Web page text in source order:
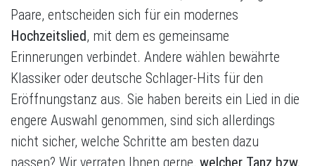
Paare, entscheiden sich für ein modernes
Hochzeitslied, mit dem es gemeinsame
Erinnerungen verbindet. Andere wählen bewährte
Klassiker oder deutsche Schlager-Hits für den
Eröffnungstanz aus. Sie haben bereits ein Lied in die
engere Auswahl genommen, sind sich allerdings
nicht sicher, welche Schritte am besten dazu
passen? Wir verraten Ihnen gerne, welcher Tanz bzw.